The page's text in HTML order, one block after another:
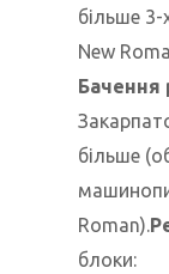
більше
New
Бачення
більше
Roman).
блоки: